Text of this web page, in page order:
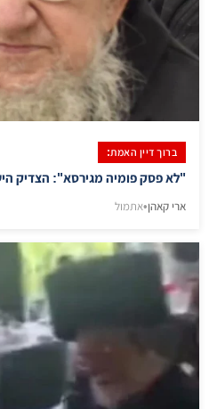
ברוך דיין האמת:
"לא פסק פומיה מגירסא": הצדיק
ארי קאהן•אתמול